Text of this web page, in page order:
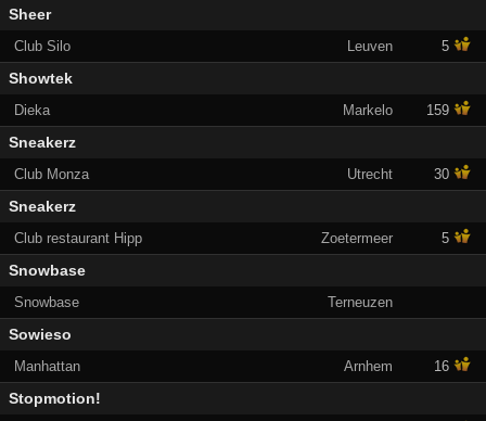
Sheer
Club Silo Leuven 5
Showtek
Dieka Markelo 159
Sneakerz
Club Monza Utrecht 30
Sneakerz
Club restaurant Hipp Zoetermeer 5
Snowbase
Snowbase Terneuzen
Sowieso
Manhattan Arnhem 16
Stopmotion!